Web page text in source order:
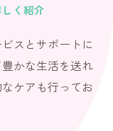
く紹介
スとサポートに
かな生活を送れ
ケアも行ってお